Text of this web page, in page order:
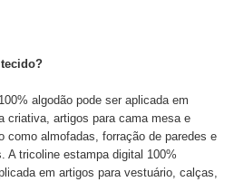
algodão pode ser aplicada em
criativa, artigos para cama mesa e
como almofadas, forração de paredes e
A tricoline estampa digital 100%
em artigos para vestuário, calças,